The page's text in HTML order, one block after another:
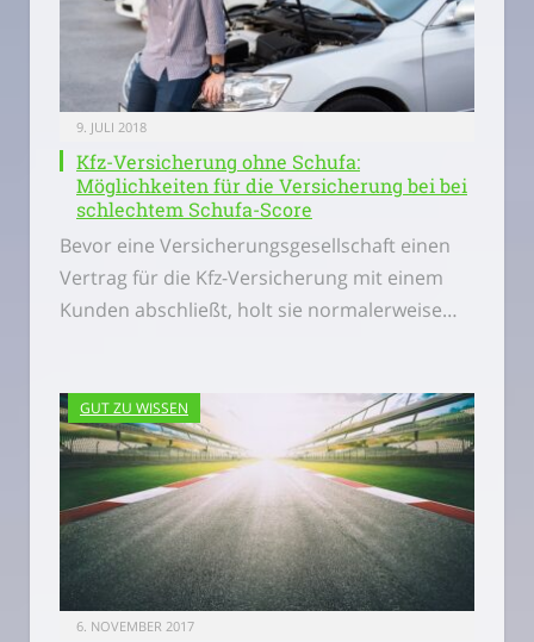
9. JULI 2018
Kfz-Versicherung ohne Schufa:
Möglichkeiten für die Versicherung bei bei
schlechtem Schufa-Score
Bevor eine Versicherungsgesellschaft einen
Vertrag für die Kfz-Versicherung mit einem
Kunden abschließt, holt sie normalerweise…
GUT ZU WISSEN
6. NOVEMBER 2017